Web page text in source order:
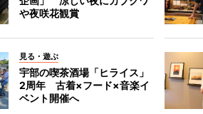
や夜咲花観賞
見る・遊ぶ
宇部の喫茶酒場「ヒライス」
2周年 古着×フード×音楽イ
ベント開催へ